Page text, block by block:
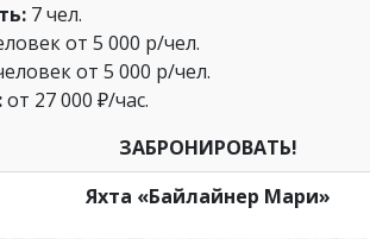
7 чел.
от 5 000 р/чел.
от 5 000 р/чел.
от 27 000 ₽/час.
ЗАБРОНИРОВАТЬ!
Яхта «Байлайнер Мари»